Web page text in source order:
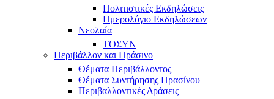
Πολιτιστικές Εκδηλώσεις
Ημερολόγιο Εκδηλώσεων
Νεολαία
ΤΟΣΥΝ
Περιβάλλον και Πράσινο
Θέματα Περιβάλλοντος
Θέματα Συντήρησης Πρασίνου
Περιβαλλοντικές Δράσεις